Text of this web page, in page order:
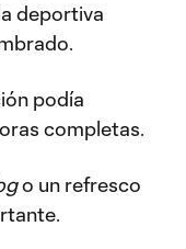
deportiva
podía
completas.
o un refresco